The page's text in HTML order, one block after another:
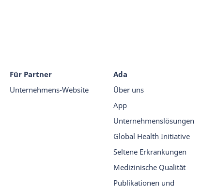
Für Partner
Unternehmens-Website
Ada
Über uns
App
Unternehmenslösungen
Global Health Initiative
Seltene Erkrankungen
Medizinische Qualität
Publikationen und